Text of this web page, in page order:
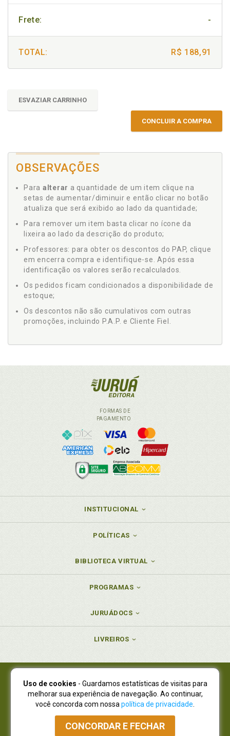
Frete: -
TOTAL: R$ 188,91
ESVAZIAR CARRINHO
CONCLUIR A COMPRA
OBSERVAÇÕES
Para alterar a quantidade de um item clique na
setas de aumentar/diminuir e então clicar no botão
atualiza que será exibido ao lado da quantidade;
Para remover um item basta clicar no ícone da
lixeira ao lado da descrição do produto;
Professores: para obter os descontos do PAP, clique
em encerra compra e identifique-se. Após essa
identificação os valores serão recalculados.
Os pedidos ficam condicionados a disponibilidade de
estoque;
Os descontos não são cumulativos com outras
promoções, incluindo P.A.P. e Cliente Fiel.
FORMAS DE
PAGAMENTO
INSTITUCIONAL
POLÍTICAS
BIBLIOTECA VIRTUAL
PROGRAMAS
JURUÁDOCS
LIVREIROS
Juruá Editora Ltda., CNPJ 77.535.508/0001-19
Juruá Informática Ltda., CNPJ 01.701.561/0001-80
NOVO ENDEREÇO:R. Flávio Dallegrave, 7665, São Lourenço |
Curitiba - Paraná - CEP 82210-310
Atendimento: (41) 4009-3900|Vendas Atacado: (41) 4009-3939
Uso de cookies - Guardamos estatísticas de visitas para
melhorar sua experiência de navegação. Ao continuar,
você concorda com nossa política de privacidade
CONCORDAR E FECHAR